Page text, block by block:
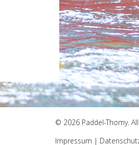
© 2026 Paddel-Thomy.
Impressum |